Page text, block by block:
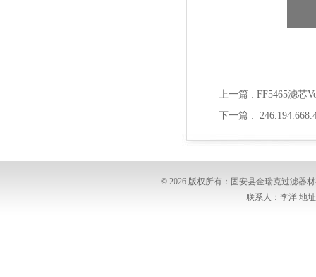
上一篇 : FF5465滤芯
下一篇 :
© 2026 版权所有：固安县金瑞克过滤器
联系人：李洋 地